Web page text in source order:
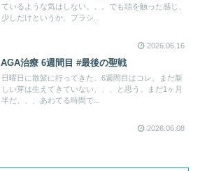
ているような気はしない。。。でも頭を触った感じ、
少しだけというか、プラシ...
2026.06.16
AGA治療 6週間目 #最後の聖戦
日曜日に散髪に行ってきた。6週間目はコレ。まだ新
しい芽は生えてきていない、、、と思う。まだ1ヶ月
半だ、、、あわてる時間で...
2026.06.08